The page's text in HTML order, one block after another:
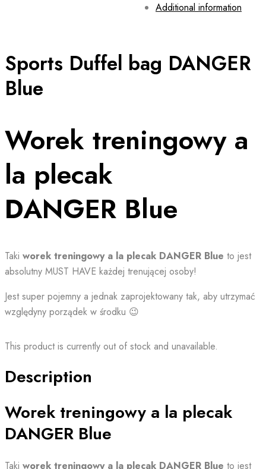
Sports Duffel bag DANGER
Blue
Worek treningowy a
la plecak
DANGER Blue
Taki worek treningowy a la plecak DANGER Blue to jest
absolutny MUST HAVE każdej trenującej osoby!
Jest super pojemny a jednak zaprojektowany tak, aby utrzymać
względyny porządek w środku 😉
This product is currently out of stock and unavailable.
Additional information
Description
Worek treningowy a la plecak
DANGER Blue
Taki worek treningowy a la plecak DANGER Blue to jest